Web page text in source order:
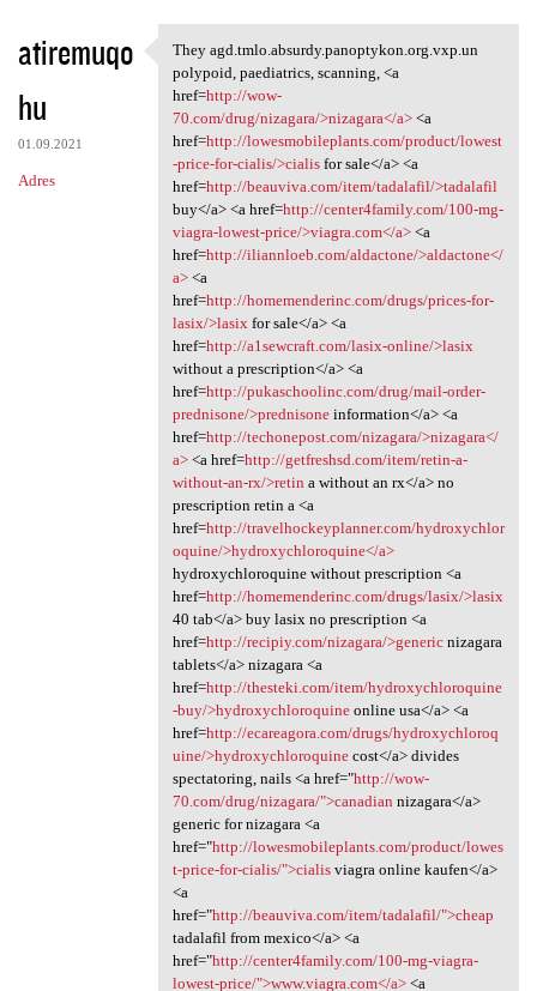
atiremuqo
hu
01.09.2021
Adres
They agd.tmlo.absurdy
They agd.tmlo.absurdy.panoptykon.org.vxp.un
polypoid, paediatrics, scanning, <a
href=http://wow-
70.com/drug/nizagara/>nizagara</a><a
href=http://lowesmobileplants.com/product/lowest
-price-for-cialis/>cialisfor sale</a> <a
href=http://beauviva.com/item/tadalafil/>tadalafil
buy</a> <a href=http://center4family.com/100-mg-
viagra-lowest-price/>viagra.com</a><a
href=http://iliannloeb.com/aldactone/>aldactone</
a><a
href=http://homemenderinc.com/drugs/prices-for-
lasix/>lasix for sale</a> <a
href=http://a1sewcraft.com/lasix-online/>lasix
without a prescription</a> <a
href=http://pukaschoolinc.com/drug/mail-order-
prednisone/>prednisoneinformation</a> <a
href=http://techonepost.com/nizagara/>nizagara</
a><a href=http://getfreshsd.com/item/retin-a-
without-an-rx/>retin a without an rx</a> no
prescription retin a <a
href=http://travelhockeyplanner.com/hydroxychlor
oquine/>hydroxychloroquine</a>
hydroxychloroquine without prescription <a
href=http://homemenderinc.com/drugs/lasix/>lasix
40 tab</a> buy lasix no prescription <a
href=http://recipiy.com/nizagara/>genericnizagara
tablets</a> nizagara <a
href=http://thesteki.com/item/hydroxychloroquine
-buy/>hydroxychloroquineonline usa</a> <a
href=http://ecareagora.com/drugs/hydroxychloroq
uine/>hydroxychloroquinecost</a> divides
spectatoring, nails <a href="http://wow-
70.com/drug/nizagara/">canadian nizagara</a>
generic for nizagara <a
href="http://lowesmobileplants.com/product/lowes
t-price-for-cialis/">cialisviagra online kaufen</a>
<a
href="http://beauviva.com/item/tadalafil/">cheap
tadalafil from mexico</a> <a
href="http://center4family.com/100-mg-viagra-
lowest-price/">www.viagra.com</a><a